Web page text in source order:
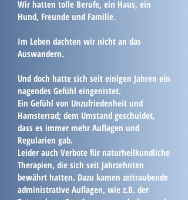
Wir hatten tolle Berufe, ein Haus, ein
Hund, Freunde und Familie.
Im Leben dachten wir nicht an das
Auswandern.
Und doch hatte sich seit einigen Jahren ein
nagendes Gefühl eingenistet.
Ein Gefühl von Unzufriedenheit und
Hamsterrad; dem Umstand geschuldet,
dass es immer mehr Auflagen und
Regularien gab.
Leider auch Verbote für naturheilkundliche
Therapien, die sich seit Jahrzehnten
bewährt hatten. Dazu kamen zeitraubende
administrative Auflagen, wie z.B. der